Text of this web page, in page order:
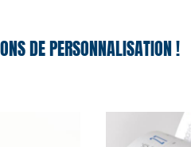
DE PERSONNALISATION !